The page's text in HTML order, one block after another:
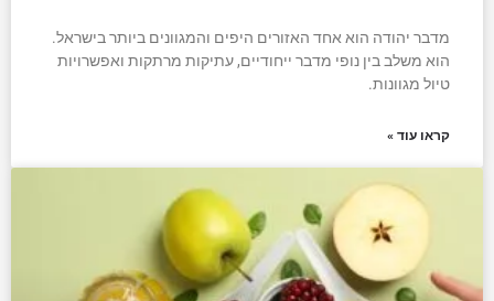
מדבר יהודה הוא אחד האזורים היפים והמגוונים ביותר בישראל.
הוא משלב בין נופי מדבר ייחודיים, עתיקות מרתקות ואפשרויות
טיול מגוונות.
קראו עוד »